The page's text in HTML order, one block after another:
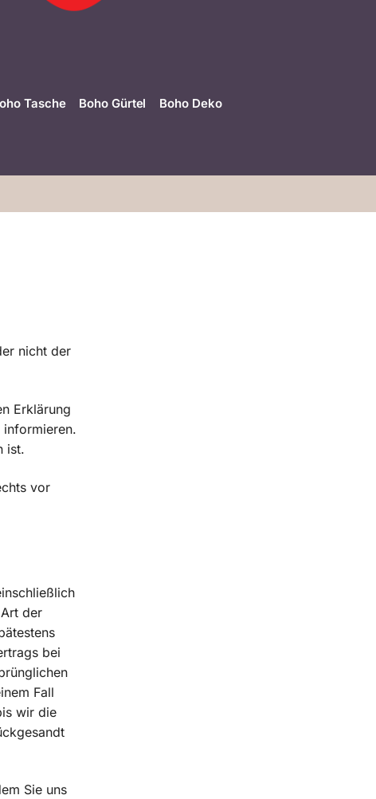
Tasche Boho Gürtel Boho Deko
nicht der
Erklärung
informieren.
ist.
vor
der
bei
Fall
wir die
Sie uns